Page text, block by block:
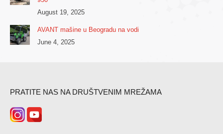
August 19, 2025
AVANT mašine u Beogradu na vodi
June 4, 2025
PRATITE NAS NA DRUŠTVENIM MREŽAMA